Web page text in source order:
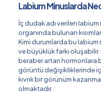
Labium Minuslarda
İç dudak adı verilen
organında bulunan
Kimi durumlarda bu
ve büyüklük farkı
beraber artan hormonlara
görüntü değişikliklerinde
kıvrık bir görünüm
olmaktadır.